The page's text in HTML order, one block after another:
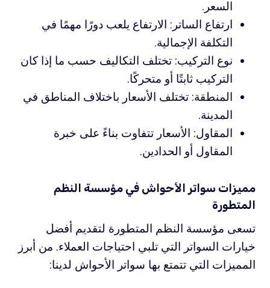
السعر.
ارتفاع الساتر: الارتفاع يلعب دورًا مهمًا في
التكلفة الإجمالية.
نوع التركيب: تختلف التكاليف حسب ما إذا كان
التركيب ثابتًا أو متحركًا.
المنطقة: تختلف الأسعار باختلاف المناطق في
المدينة.
المقاول: الأسعار تتفاوت بناءً على خبرة
المقاول أو الحدادين.
مميزات سواتر الأحواش في مؤسسة النظم
المتطورة
تسعى مؤسسة النظم المتطورة لتقديم أفضل
خيارات السواتر التي تلبي احتياجات العملاء. من أبرز
المميزات التي تتمتع بها سواتر الأحواش لدينا: